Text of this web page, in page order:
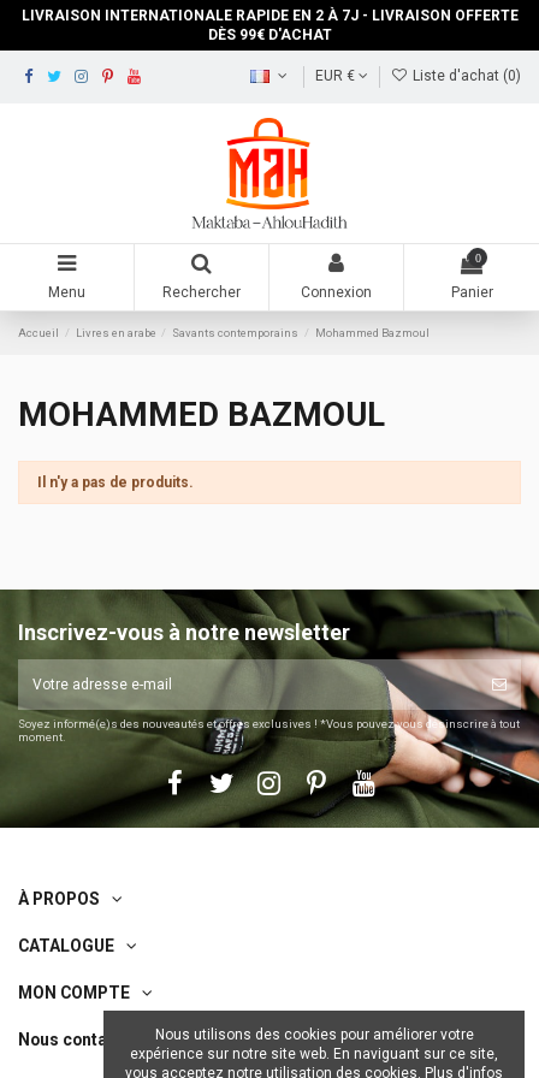
LIVRAISON INTERNATIONALE RAPIDE EN 2 À 7J - LIVRAISON OFFERTE
DÈS 99€ D'ACHAT
EUR € Liste d'achat (0)
Menu Rechercher Connexion
0
Panier
Accueil Livres en arabe Savants contemporains Mohammed Bazmoul
MOHAMMED BAZMOUL
Il n'y a pas de produits.
Inscrivez-vous à notre newsletter
Soyez informé(e)s des nouveautés et offres exclusives ! *Vous pouvez vous désinscrire à tout
moment.
À PROPOS
CATALOGUE
MON COMPTE
Nous contacter
Nous utilisons des cookies pour améliorer votre
expérience sur notre site web. En naviguant sur ce site,
vous acceptez notre utilisation des cookies. Plus d'infos